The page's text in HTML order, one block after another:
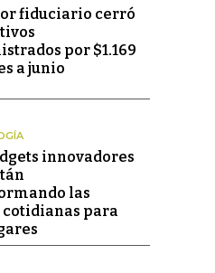
fiduciario cerró
por $1.169
a junio
innovadores
las
cotidianas para